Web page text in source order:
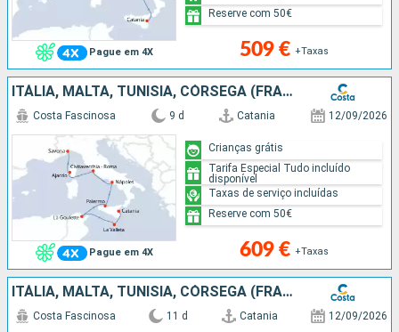
Pague em 4X 509 € +Taxas
Reserve com 50€
ITÁLIA, MALTA, TUNÍSIA, CÓRSEGA (FRANÇA)
Pague em 4X
Costa Fascinosa 9 d Catania 12/09/2026
609 € +Taxas
Crianças grátis
Tarifa Especial Tudo incluído
disponível
Taxas de serviço incluídas
Reserve com 50€
ITÁLIA, MALTA, TUNÍSIA, CÓRSEGA (FRANÇA), FRANÇA, ESPANHA
Costa Fascinosa 11 d Catania 12/09/2026